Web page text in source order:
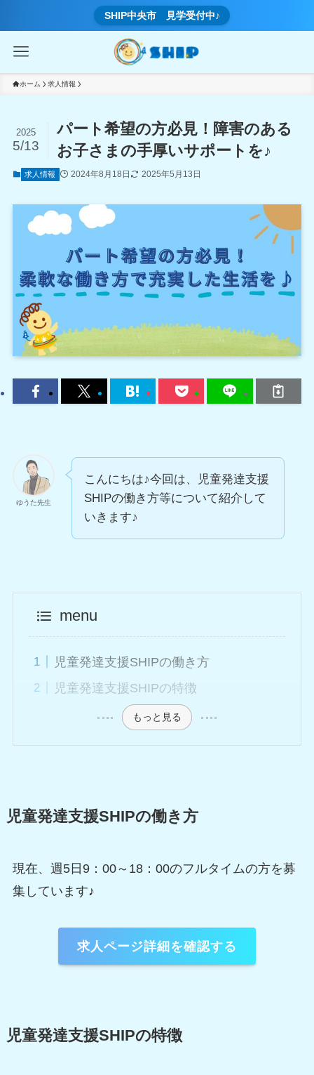
SHIP中央市 見学受付中♪
ホーム 求人情報
パート希望の方必見！障害のある
お子さまの手厚いサポートを♪
2025
5/13
求人情報 2024年8月18日 2025年5月13日
ゆうた先生
こんにちは♪今回は、児童発達支援
SHIPの働き方等について紹介して
いきます♪
menu
児童発達支援SHIPの働き方
児童発達支援SHIPの特徴
もっと見る
児童発達支援SHIPの働き方
現在、週5日9：00～18：00のフルタイムの方を募
集しています♪
求人ページ詳細を確認する
児童発達支援SHIPの特徴